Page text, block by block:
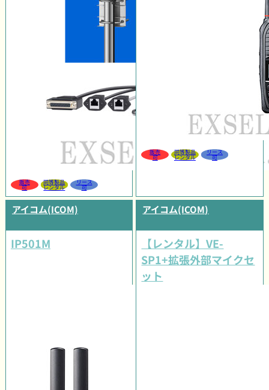
販売
可
同等製品
レンタル
リース
可
販売
可
同等製品
レンタル
リース
可
アイコム(ICOM)
IP501M
アイコム(ICOM)
【レンタル】VE-
SP1+拡張外部マイクセ
ット